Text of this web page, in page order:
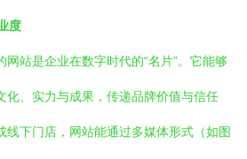
度
站是企业在数字时代的“名片”。它能够
化、实力与成果，传递品牌价值与信任
线下门店，网站能通过多媒体形式（如图